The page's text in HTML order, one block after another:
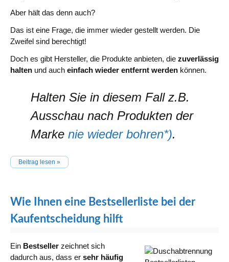
Aber hält das denn auch?
Das ist eine Frage, die immer wieder gestellt werden. Die
Zweifel sind berechtigt!
Doch es gibt Hersteller, die Produkte anbieten, die zuverlässig
halten und auch einfach wieder entfernt werden können.
Halten Sie in diesem Fall z.B.
Ausschau nach Produkten der
Marke nie wieder bohren*).
Beitrag lesen »
Wie Ihnen eine Bestsellerliste bei der
Kaufentscheidung hilft
Ein Bestseller zeichnet sich
dadurch aus, dass er sehr häufig